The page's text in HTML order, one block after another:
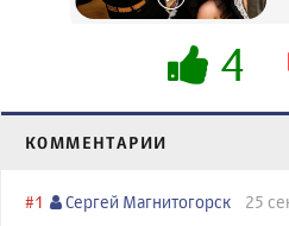
4
КОММЕНТАРИИ
#1 Сергей Магнитогорск 25